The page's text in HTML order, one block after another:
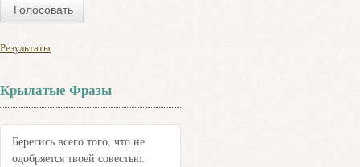
Результаты
Крылатые Фразы
Берегись всего того, что не
одобряется твоей совестью.